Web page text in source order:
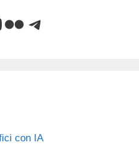
FlickrTelegram
con IA